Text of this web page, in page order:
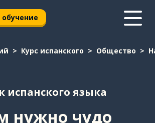
Курс испанского Общество
испанского языка
нужно чудо